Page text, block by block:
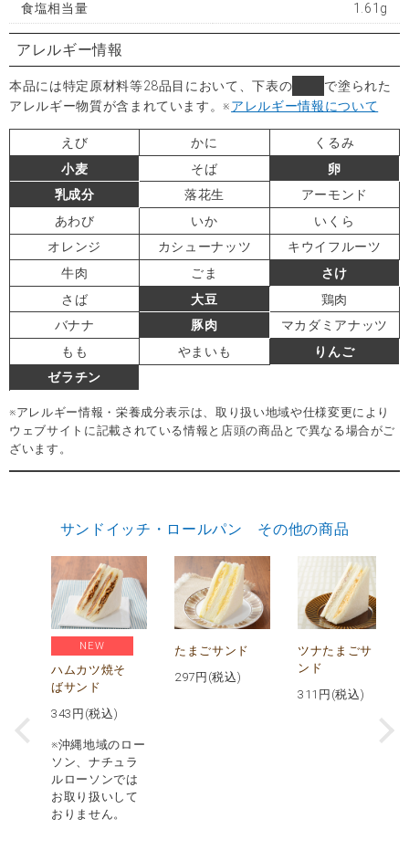
食塩相当量 1.61g
アレルギー情報
本品には特定原材料等28品目において、下表の
で塗られた
アレルギー物質が含まれています。※アレルギー情報について
えび かに
くるみ
小麦
そば
卵
乳成分
落花生
アーモンド
あわび
いか
いくら
オレンジ
カシューナッツ
キウイフルーツ
牛肉
ごま
さけ
さば
大豆
鶏肉
バナナ
豚肉
マカダミアナッツ
もも
やまいも
りんご
ゼラチン
※アレルギー情報・栄養成分表示は、取り扱い地域や仕様変更により
ウェブサイトに記載されている情報と店頭の商品とで異なる場合がご
ざいます。
サンドイッチ・ロールパン その他の商品
NEW
ハムカツ焼そ
ばサンド
343 円(税込)
※沖縄地域のロー
ソン、ナチュラ
ルローソンでは
お取り扱いして
おりません。
たまごサンド
297 円(税込)
ツナたまごサ
ンド
311 円(税込)